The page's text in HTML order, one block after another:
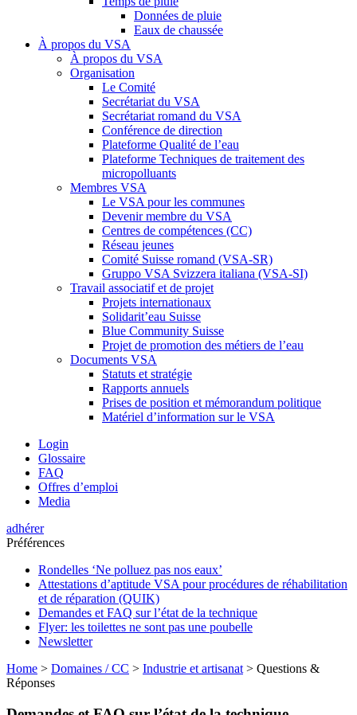
Données de pluie
Eaux de chaussée
À propos du VSA
À propos du VSA
Organisation
Le Comité
Secrétariat du VSA
Secrétariat romand du VSA
Conférence de direction
Plateforme Qualité de l’eau
Plateforme Techniques de traitement des
micropolluants
Membres VSA
Le VSA pour les communes
Devenir membre du VSA
Centres de compétences (CC)
Réseau jeunes
Comité Suisse romand (VSA-SR)
Gruppo VSA Svizzera italiana (VSA-SI)
Travail associatif et de projet
Projets internationaux
Solidarit’eau Suisse
Blue Community Suisse
Projet de promotion des métiers de l’eau
Documents VSA
Statuts et stratégie
Rapports annuels
Prises de position et mémorandum politique
Matériel d’information sur le VSA
Login
Glossaire
FAQ
Offres d’emploi
Media
adhérer
Préférences
Rondelles ‘Ne polluez pas nos eaux’
Attestations d’aptitude VSA pour procédures de réhabilitation
et de réparation (QUIK)
Demandes et FAQ sur l’état de la technique
Flyer: les toilettes ne sont pas une poubelle
Newsletter
Home > Domaines / CC > Industrie et artisanat > Questions &
Réponses